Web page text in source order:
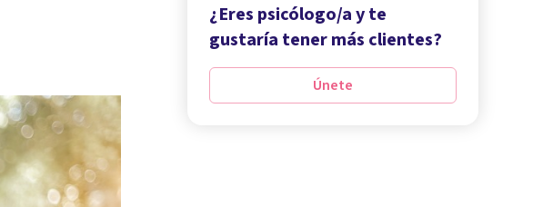
¿Eres psicólogo/a y te
gustaría tener más clientes?
Únete